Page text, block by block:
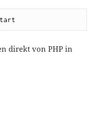
direkt von PHP in